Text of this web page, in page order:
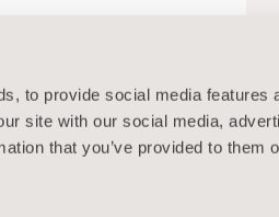
to provide social media features
site with our social media,
that you’ve provided to them